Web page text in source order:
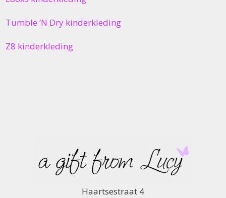
Tumble ‘N Dry kinderkleding
Z8 kinderkleding
Haartsestraat 4